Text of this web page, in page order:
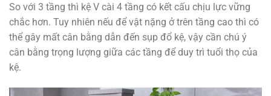
So với 3 tầng thì kệ V cài 4 tầng có kết cấu chịu lực vững
chắc hơn. Tuy nhiên nếu để vật nặng ở trên tầng cao thì có
thể gây mất cân bằng dẫn đến sụp đổ kệ, vậy cần chú ý
cân bằng trọng lượng giữa các tầng để duy trì tuổi thọ của
kệ.